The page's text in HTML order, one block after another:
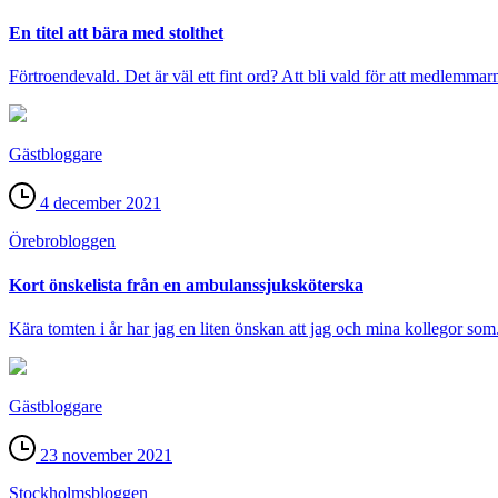
En titel att bära med stolthet
Förtroendevald. Det är väl ett fint ord? Att bli vald för att
Gästbloggare
4 december 2021
Örebro­bloggen
Kort önskelista från en ambulanssjuksköterska
Kära tomten i år har jag en liten önskan att jag och mina kollegor
Gästbloggare
23 november 2021
Stockholms­bloggen